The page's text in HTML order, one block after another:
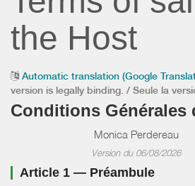
the Host
Automatic translation (Google
version is legally binding. / Seule la
Conditions Générales
Monica Perdereau
Version du 06/08/2026
Article 1 — Préambule